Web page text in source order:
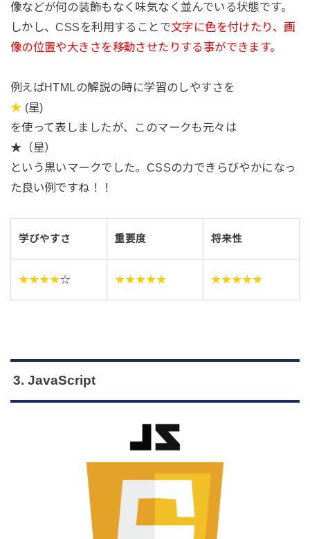
像などが何の装飾もなく味気なく並んでいる状態です。
しかし、CSSを利用することで文字に色を付けたり、画
像の位置や大きさを移動させたりする事ができます。
例えばHTMLの解説の時に学習のしやすさを
★ (星)
を使って表しましたが、このマークも元々は
★（星）
という黒いマークでした。CSSの力できらびやかになっ
た良い例ですね！！
学びやすさ 重要度 将来性
★★★★☆ ★★★★★ ★★★★★
3. JavaScript